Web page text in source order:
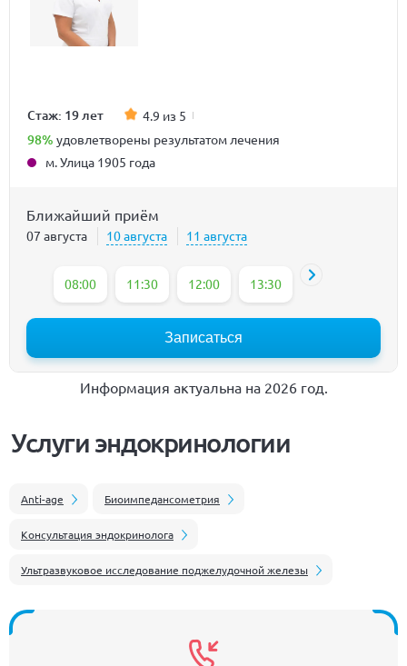
Стаж: 19 лет 4.9 из 5
98% удовлетворены результатом лечения
м. Улица 1905 года
Ближайший приём
07 августа 10 августа 11 августа
08:00 11:30 12:00 13:30 14:00
Записаться
Информация актуальна на 2026 год.
Услуги эндокринологии
Anti-age Биоимпедансометрия
Консультация эндокринолога
Ультразвуковое исследование поджелудочной железы